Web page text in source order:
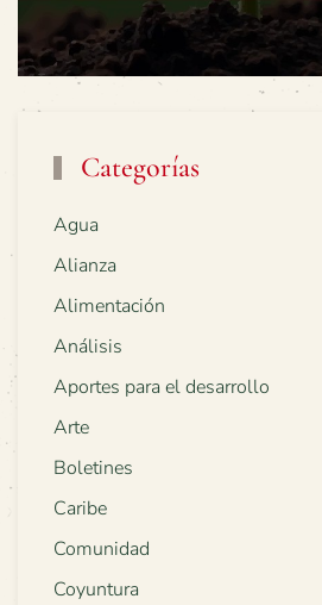
Categorías
Agua
Alianza
Alimentación
Análisis
Aportes para el desarrollo
Arte
Boletines
Caribe
Comunidad
Coyuntura